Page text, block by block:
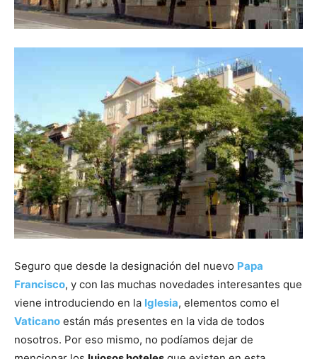
Seguro que desde la designación del nuevo Papa
Francisco, y con las muchas novedades interesantes que
viene introduciendo en la Iglesia, elementos como el
Vaticano están más presentes en la vida de todos
nosotros. Por eso mismo, no podíamos dejar de